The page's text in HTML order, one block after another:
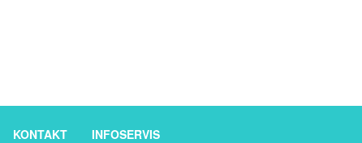
KONTAKT INFOSERVIS